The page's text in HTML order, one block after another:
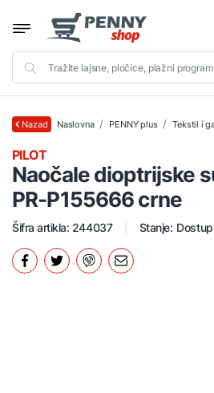
Nazad Naslovna PENNY plus Tekstil i
Naočale dioptrijske
PR-P155666 crne
PILOT
Šifra artikla: 244037 Stanje: